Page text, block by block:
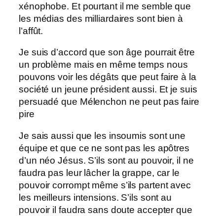
xénophobe. Et pourtant il me semble que
les médias des milliardaires sont bien à
l’affût.
Je suis d’accord que son âge pourrait être
un problème mais en même temps nous
pouvons voir les dégâts que peut faire à la
société un jeune président aussi. Et je suis
persuadé que Mélenchon ne peut pas faire
pire
Je sais aussi que les insoumis sont une
équipe et que ce ne sont pas les apôtres
d’un néo Jésus. S’ils sont au pouvoir, il ne
faudra pas leur lâcher la grappe, car le
pouvoir corrompt même s’ils partent avec
les meilleurs intensions. S’ils sont au
pouvoir il faudra sans doute accepter que